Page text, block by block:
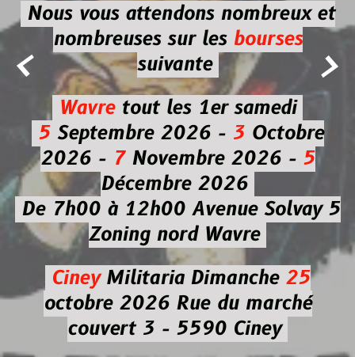
 
Nous vous attendons nombreux et
nombreuses sur les bourses
suivante
Wavretout les 1er samedi
5Septembre 2026 - 3Octobre
2026 -7Novembre 2026 - 5
Décembre 2026
De 7h00 à 12h00 Avenue Solvay 5
Zoning nord Wavre
CineyMilitaria Dimanche 25
octobre 2026Rue du marché
couvert 3 - 5590 Ciney